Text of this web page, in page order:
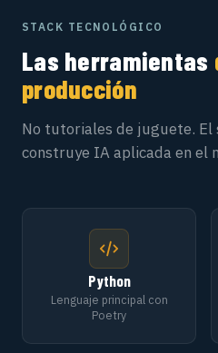
STACK TECNOLÓGICO
Las herramientas
producción
No tutoriales de juguete. El
construye IA aplicada en el
Python
Lenguaje principal con
Poetry